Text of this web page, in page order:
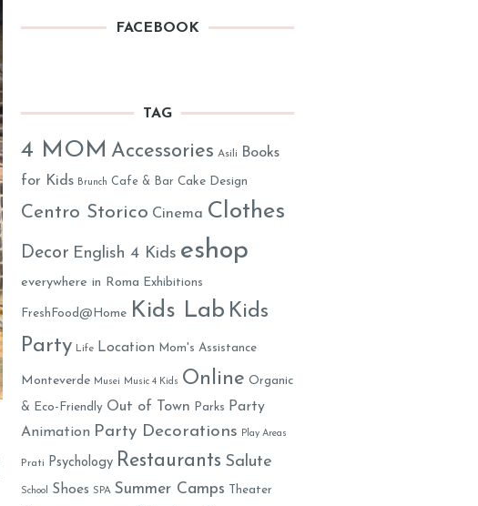
FACEBOOK
TAG
4 MOM Accessories Asili
Books
for Kids Brunch Cafe & Bar Cake Design
Centro Storico Cinema Clothes
Decor English 4 Kids eshop
everywhere in Roma Exhibitions
FreshFood@Home Kids Lab Kids
Party Life Location Mom's Assistance
Monteverde Musei Music 4 Kids Online Organic
& Eco-Friendly Out of Town Parks
Party
Animation Party Decorations Play Areas
Prati Psychology Restaurants Salute
School Shoes SPA Summer Camps Theater